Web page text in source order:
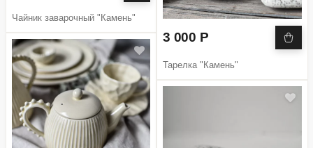
Чайник заварочный "Камень"
3 000 Р
Тарелка "Камень"